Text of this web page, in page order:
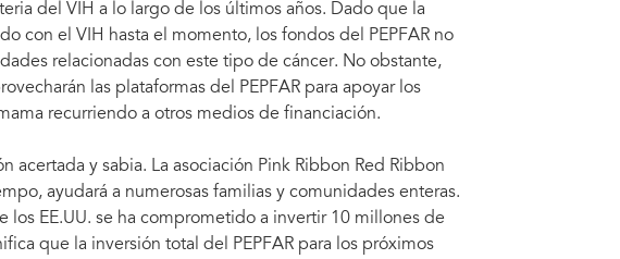
del VIH a lo largo de los últimos años. Dado que la
con el VIH hasta el momento, los fondos del PEPFAR no
relacionadas con este tipo de cáncer. No obstante,
las plataformas del PEPFAR para apoyar los
recurriendo a otros medios de financiación.
acertada y sabia. La asociación Pink Ribbon Red Ribbon
ayudará a numerosas familias y comunidades enteras.
los EE.UU. se ha comprometido a invertir 10 millones de
que la inversión total del PEPFAR para los próximos